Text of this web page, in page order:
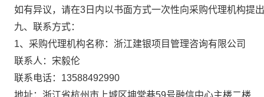
如有异议，请在3日内以书面方式一次性向采购代理机构提
九、联系方式：
1、采购代理机构名称： 浙江建银项目管理咨询有限公司
联系人： 宋毅伦
联系电话： 13588492990
地址： 浙江省杭州市上城区坤堂巷59号融信中心主楼二楼